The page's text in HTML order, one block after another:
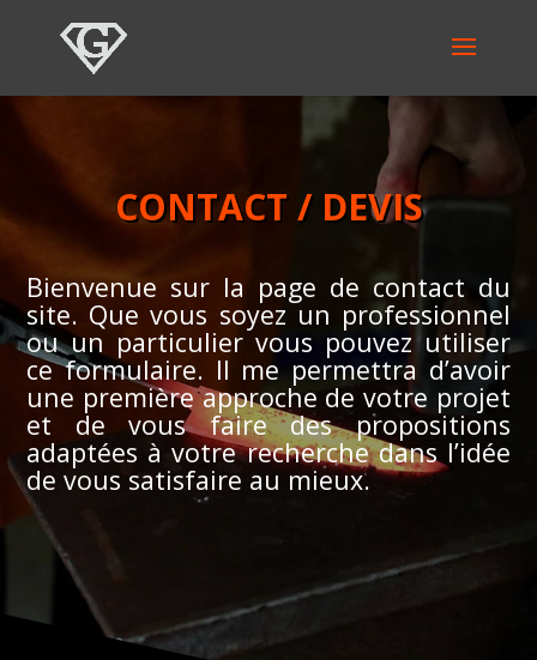
CONTACT / DEVIS
Bienvenue sur la page de contact du
site. Que vous soyez un professionnel
ou un particulier vous pouvez utiliser
ce formulaire. Il me permettra d’avoir
une première approche de votre projet
et de vous faire des propositions
adaptées à votre recherche dans l’idée
de vous satisfaire au mieux.